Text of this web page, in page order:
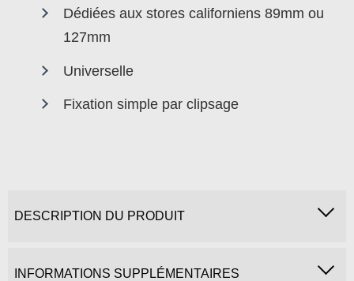
Dédiées aux stores californiens 89mm ou
127mm
Universelle
Fixation simple par clipsage
DESCRIPTION DU PRODUIT
INFORMATIONS SUPPLÉMENTAIRES